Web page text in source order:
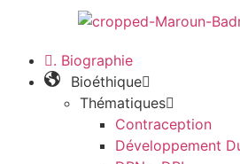
. Biographie
Bioéthique
Thématiques
Contraception
Développement